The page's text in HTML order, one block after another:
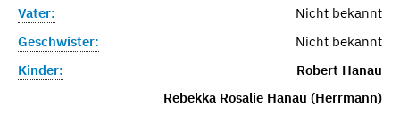
Vater:
Nicht bekannt
Geschwister:
Nicht bekannt
Kinder:
Robert Hanau
Rebekka Rosalie Hanau (Herrmann)